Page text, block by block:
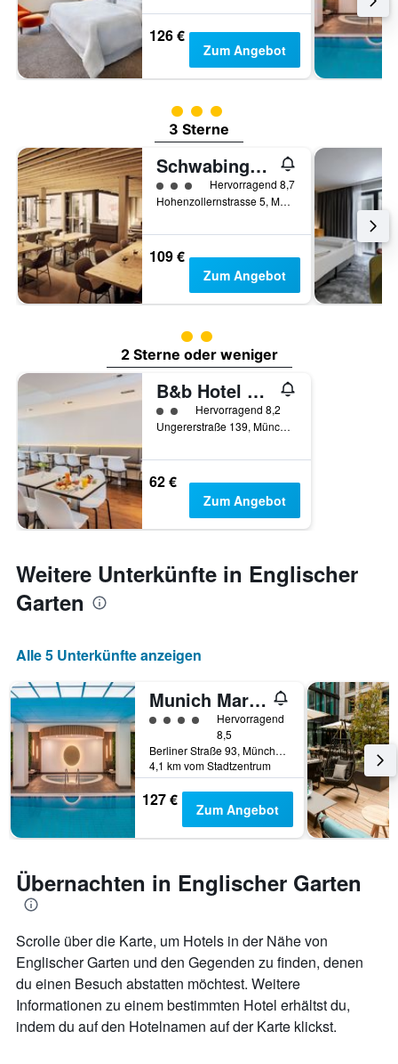
126 €
Zum Angebot
Bewertungskategorie 3
3 Sterne
Schwabinger Wahrheit by Geisel
Bewertungskategorie 3
Hervorragend 8,7
Hohenzollernstrasse 5, München, Bayern, Deutschland
109 €
Zum Angebot
Bewertungskategorie 2
2 Sterne oder weniger
B&b Hotel MÜnchen-Schwabing
Bewertungskategorie 2
Hervorragend 8,2
Ungererstraße 139, München, Bayern, Deutschland
62 €
Zum Angebot
Weitere Unterkünfte in Englischer
Garten
Alle 5 Unterkünfte anzeigen
Munich Marriott Hotel
Bewertungskategorie 4
Hervorragend
8,5
Berliner Straße 93, München, Bayern, Deutschland
4,1 km vom Stadtzentrum
127 € Zum Angebot
Übernachten in Englischer Garten
Scrolle über die Karte, um Hotels in der Nähe von
Englischer Garten und den Gegenden zu finden, denen
du einen Besuch abstatten möchtest. Weitere
Informationen zu einem bestimmten Hotel erhältst du,
indem du auf den Hotelnamen auf der Karte klickst.